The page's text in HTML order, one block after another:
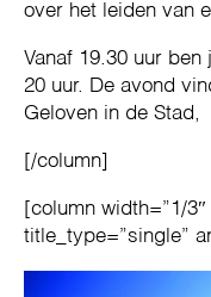
over het leiden van
Vanaf 19.30 uur
20 uur. De avond
Geloven in de Stad,
[/column]
[column width=”1/
title_type=”single”